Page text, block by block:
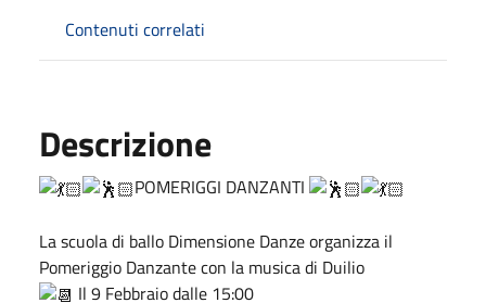
Contenuti correlati
Descrizione
POMERIGGI DANZANTI
La scuola di ballo Dimensione Danze organizza il
Pomeriggio Danzante con la musica di Duilio
Il 9 Febbraio dalle 15:00